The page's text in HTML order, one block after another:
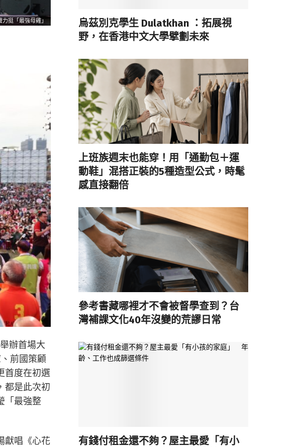
力挺「最強母雞」
辦首場大
前國策顧
首度在初選
都是此次初
「最強整
獻唱《心花
烏茲別克學生 Dulatkhan ：拓展視
野，在香港中文大學擘劃未來
上班族週末也能穿！用「通勤包＋運
動鞋」混搭正裝的5種造型公式，時髦
感直接翻倍
參考書藏哪裡才不會被督學查到？台
灣補課文化40年沒變的荒謬日常
有錢付租金還不夠？屋主最愛「有小